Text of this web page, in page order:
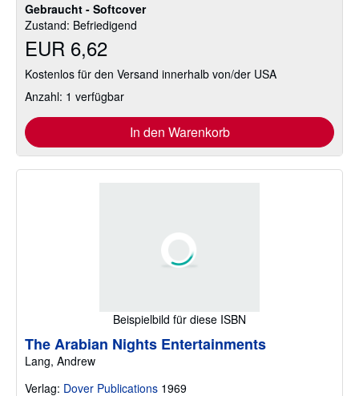
Gebraucht - Softcover
Zustand: Befriedigend
EUR 6,62
Kostenlos für den Versand innerhalb von/der USA
Anzahl: 1 verfügbar
In den Warenkorb
Beispielbild für diese ISBN
The Arabian Nights Entertainments
Lang, Andrew
Verlag: Dover Publications 1969